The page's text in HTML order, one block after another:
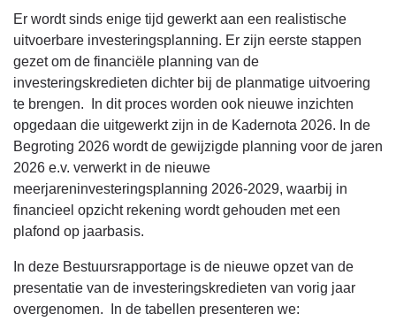
Inleiding
Er wordt sinds enige tijd gewerkt aan een realistische
uitvoerbare investeringsplanning. Er zijn eerste stappen
gezet om de financiële planning van de
investeringskredieten dichter bij de planmatige uitvoering
te brengen. In dit proces worden ook nieuwe inzichten
opgedaan die uitgewerkt zijn in de Kadernota 2026. In de
Begroting 2026 wordt de gewijzigde planning voor de jaren
2026 e.v. verwerkt in de nieuwe
meerjareninvesteringsplanning 2026-2029, waarbij in
financieel opzicht rekening wordt gehouden met een
plafond op jaarbasis.
In deze Bestuursrapportage is de nieuwe opzet van de
presentatie van de investeringskredieten van vorig jaar
overgenomen. In de tabellen presenteren we: